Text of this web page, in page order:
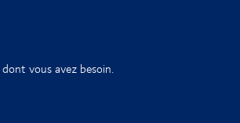
vous avez besoin.